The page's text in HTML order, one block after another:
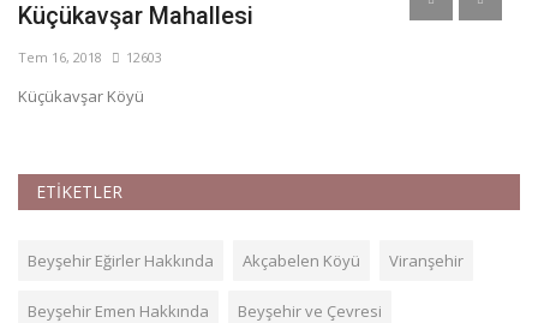
Küçükavşar Mahallesi
Tem 16, 2018 12603
Küçükavşar Köyü
ETİKETLER
Beyşehir Eğirler Hakkında Akçabelen Köyü Viranşehir
Beyşehir Emen Hakkında Beyşehir ve Çevresi